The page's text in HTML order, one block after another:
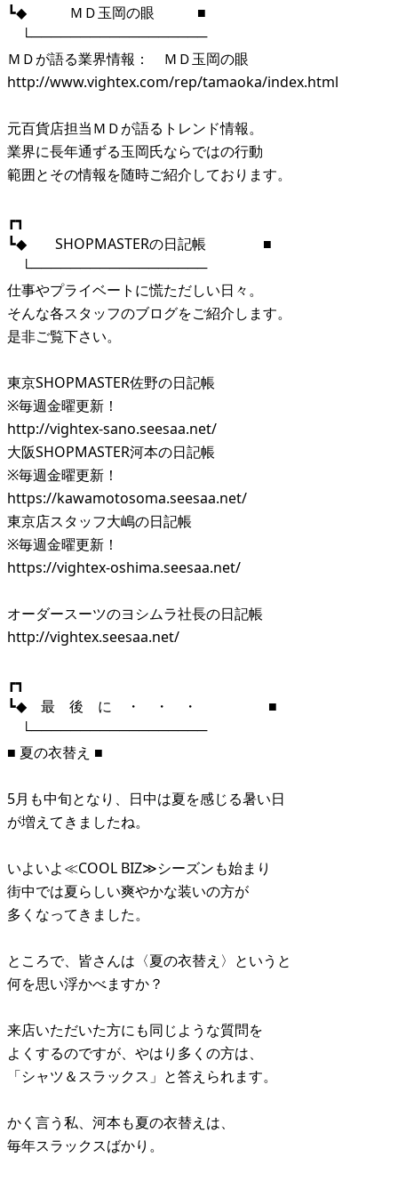
┗◆ ＭＤ玉岡の眼 ■
└──────────────────
ＭＤが語る業界情報： ＭＤ玉岡の眼
http://www.vightex.com/rep/tamaoka/index.html
元百貨店担当ＭＤが語るトレンド情報。
業界に長年通ずる玉岡氏ならではの行動
範囲とその情報を随時ご紹介しております。
┏┓
┗◆ SHOPMASTERの日記帳 ■
└──────────────────
仕事やプライベートに慌ただしい日々。
そんな各スタッフのブログをご紹介します。
是非ご覧下さい。
東京SHOPMASTER佐野の日記帳
※毎週金曜更新！
http://vightex-sano.seesaa.net/
大阪SHOPMASTER河本の日記帳
※毎週金曜更新！
https://kawamotosoma.seesaa.net/
東京店スタッフ大嶋の日記帳
※毎週金曜更新！
https://vightex-oshima.seesaa.net/
オーダースーツのヨシムラ社長の日記帳
http://vightex.seesaa.net/
┏┓
┗◆ 最 後 に ・ ・ ・ ■
└──────────────────
■ 夏の衣替え ■
5月も中旬となり、日中は夏を感じる暑い日
が増えてきましたね。
いよいよ≪COOL BIZ≫シーズンも始まり
街中では夏らしい爽やかな装いの方が
多くなってきました。
ところで、皆さんは〈夏の衣替え〉というと
何を思い浮かべますか？
来店いただいた方にも同じような質問を
よくするのですが、やはり多くの方は、
「シャツ＆スラックス」と答えられます。
かく言う私、河本も夏の衣替えは、
毎年スラックスばかり。